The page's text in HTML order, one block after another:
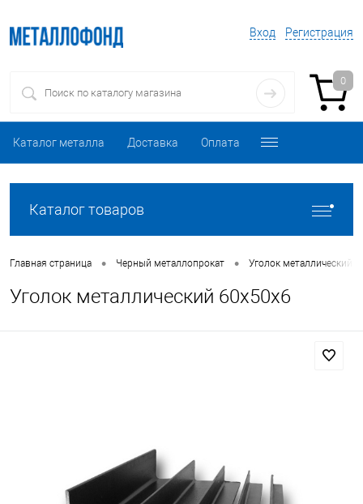
Вход Регистрация
0
Каталог металла Доставка Оплата
Каталог товаров
Главная страница • Черный металлопрокат • Уголок металлический
Уголок металлический 60х50х6